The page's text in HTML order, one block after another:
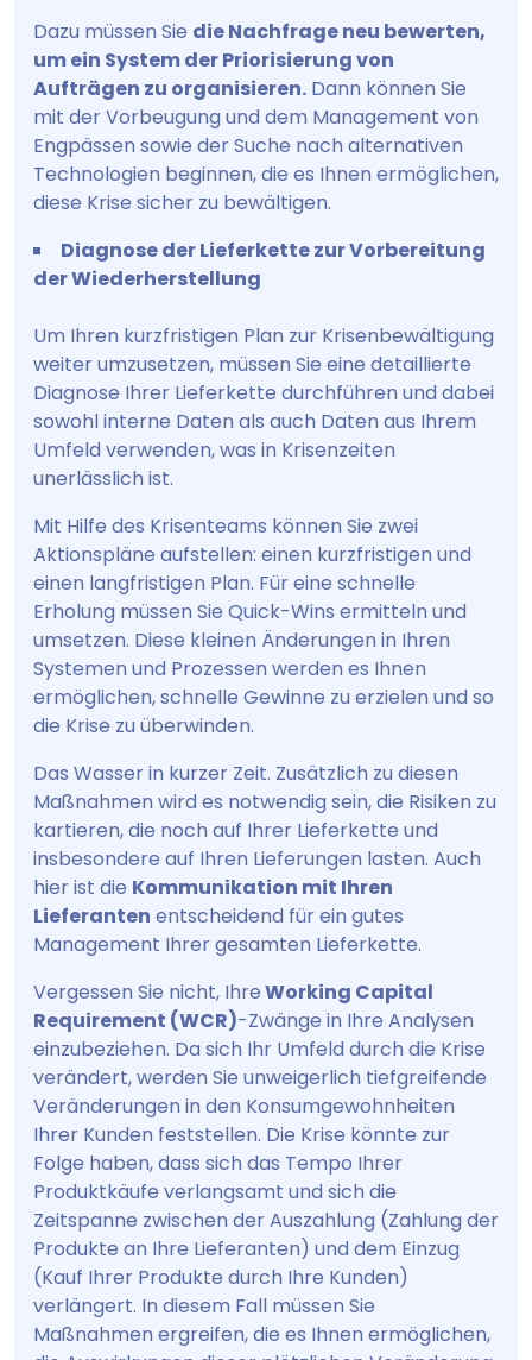
Dazu müssen Sie die Nachfrage neu bewerten,
um ein System der Priorisierung von
Aufträgen zu organisieren. Dann können Sie
mit der Vorbeugung und dem Management von
Engpässen sowie der Suche nach alternativen
Technologien beginnen, die es Ihnen ermöglichen,
diese Krise sicher zu bewältigen.
Diagnose der Lieferkette zur Vorbereitung
der Wiederherstellung
Um Ihren kurzfristigen Plan zur Krisenbewältigung
weiter umzusetzen, müssen Sie eine detaillierte
Diagnose Ihrer Lieferkette durchführen und dabei
sowohl interne Daten als auch Daten aus Ihrem
Umfeld verwenden, was in Krisenzeiten
unerlässlich ist.
Mit Hilfe des Krisenteams können Sie zwei
Aktionspläne aufstellen: einen kurzfristigen und
einen langfristigen Plan. Für eine schnelle
Erholung müssen Sie Quick-Wins ermitteln und
umsetzen. Diese kleinen Änderungen in Ihren
Systemen und Prozessen werden es Ihnen
ermöglichen, schnelle Gewinne zu erzielen und so
die Krise zu überwinden.
Das Wasser in kurzer Zeit. Zusätzlich zu diesen
Maßnahmen wird es notwendig sein, die Risiken zu
kartieren, die noch auf Ihrer Lieferkette und
insbesondere auf Ihren Lieferungen lasten. Auch
hier ist die Kommunikation mit Ihren
Lieferanten entscheidend für ein gutes
Management Ihrer gesamten Lieferkette.
Vergessen Sie nicht, IhreWorking Capital
Requirement (WCR)-Zwänge in Ihre Analysen
einzubeziehen. Da sich Ihr Umfeld durch die Krise
verändert, werden Sie unweigerlich tiefgreifende
Veränderungen in den Konsumgewohnheiten
Ihrer Kunden feststellen. Die Krise könnte zur
Folge haben, dass sich das Tempo Ihrer
Produktkäufe verlangsamt und sich die
Zeitspanne zwischen der Auszahlung (Zahlung der
Produkte an Ihre Lieferanten) und dem Einzug
(Kauf Ihrer Produkte durch Ihre Kunden)
verlängert. In diesem Fall müssen Sie
Maßnahmen ergreifen, die es Ihnen ermöglichen,